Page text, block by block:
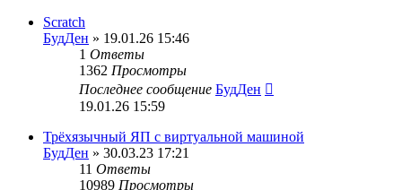
Scratch
БудДен » 19.01.26 15:46
1 Ответы
1362 Просмотры
Последнее сообщение БудДен
19.01.26 15:59
Трёхязычный ЯП с виртуальной машиной
БудДен » 30.03.23 17:21
11 Ответы
10989 Просмотры